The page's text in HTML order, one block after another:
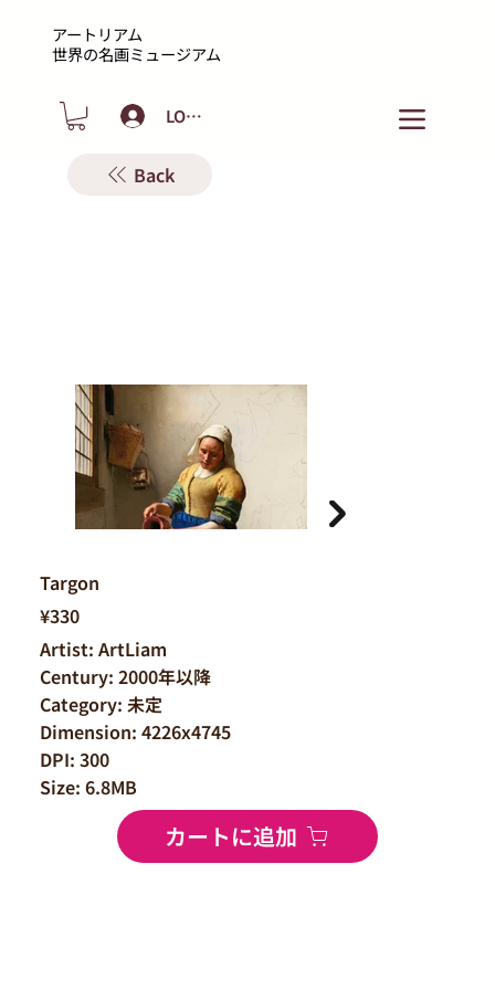
アートリアム
​世界の名画ミュージアム
LOGIN
Back
¥330
Artist: ArtLiam
Century: 2000年以降
Category: 未定
Dimension: 4226x4745
DPI: 300
Size: 6.8MB
カートに追加
Targon